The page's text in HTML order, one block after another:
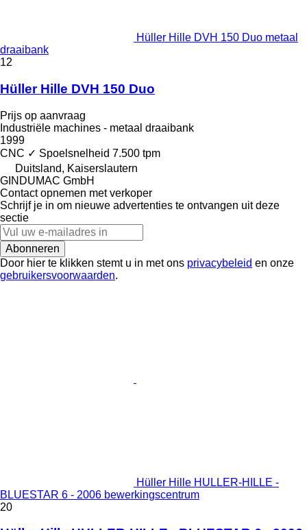
Hüller Hille DVH 150 Duo metaal
draaibank
12
Hüller Hille DVH 150 Duo
Prijs op aanvraag
Industriële machines - metaal draaibank
1999
CNC ✓ Spoelsnelheid 7.500 tpm
Duitsland, Kaiserslautern
GINDUMAC GmbH
Contact opnemen met verkoper
Schrijf je in om nieuwe advertenties te ontvangen uit deze
sectie
Abonneren
Door hier te klikken stemt u in met ons privacybeleid en onze
gebruikersvoorwaarden.
Hüller Hille HULLER-HILLE -
BLUESTAR 6 - 2006 bewerkingscentrum
20